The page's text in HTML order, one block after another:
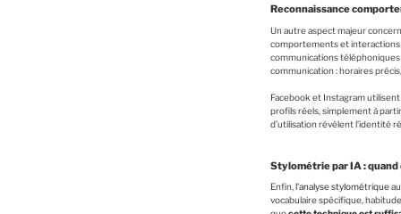
Reconnaissance
Un autre aspect majeur
comportements et interactions
communications
communication : horaires
Facebook et Instagram
profils réels, simplement à
d’utilisation révèlent l’identité
Stylométrie par IA :
Enfin, l’analyse stylométrique
vocabulaire spécifique,